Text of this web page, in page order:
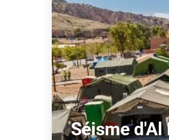
Séisme